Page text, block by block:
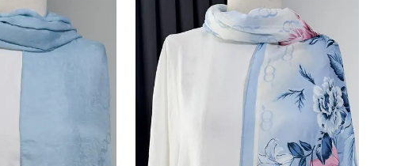
kabul ediyorum
Kayıt Ol
ve tanıtım ile ilgili iletişim almayı kabul
okuduğunuzu ve kabul ettiğinizi onaylarsınız.